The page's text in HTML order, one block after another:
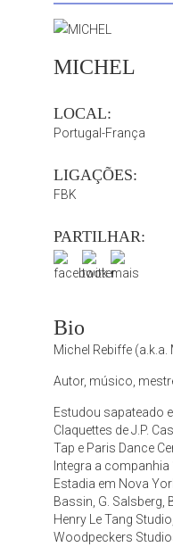
MICHEL
LOCAL:
Portugal-França
LIGAÇÕES:
FBK
PARTILHAR:
Bio
Michel Rebiffe (a.k.a.
Autor, músico,
Estudou sapateado
Claquettes de J.P.
Tap e Paris Dance
Integra a companhia
Estadia em Nova
Bassin, G. Salsberg,
Henry Le Tang
Woodpeckers